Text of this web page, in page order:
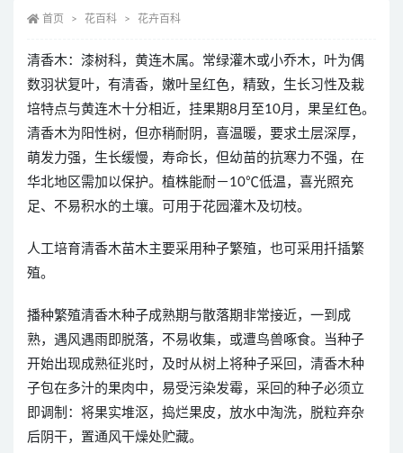
首页 花百科 花卉百科
清香木：漆树科，黄连木属。常绿灌木或小乔木，叶为偶
数羽状复叶，有清香，嫩叶呈红色，精致，生长习性及栽
培特点与黄连木十分相近，挂果期8月至10月，果呈红色。
清香木为阳性树，但亦稍耐阴，喜温暖，要求土层深厚，
萌发力强，生长缓慢，寿命长，但幼苗的抗寒力不强，在
华北地区需加以保护。植株能耐－10℃低温，喜光照充
足、不易积水的土壤。可用于花园灌木及切枝。
人工培育清香木苗木主要采用种子繁殖，也可采用扦插繁
殖。
播种繁殖清香木种子成熟期与散落期非常接近，一到成
熟，遇风遇雨即脱落，不易收集，或遭鸟兽啄食。当种子
开始出现成熟征兆时，及时从树上将种子采回，清香木种
子包在多汁的果肉中，易受污染发霉，采回的种子必须立
即调制：将果实堆沤，捣烂果皮，放水中淘洗，脱粒弃杂
后阴干，置通风干燥处贮藏。